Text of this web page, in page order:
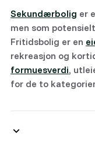
Sekundærbolig er
men som
Fritidsbolig er en
rekreasjon og
formuesverdi,
for de to